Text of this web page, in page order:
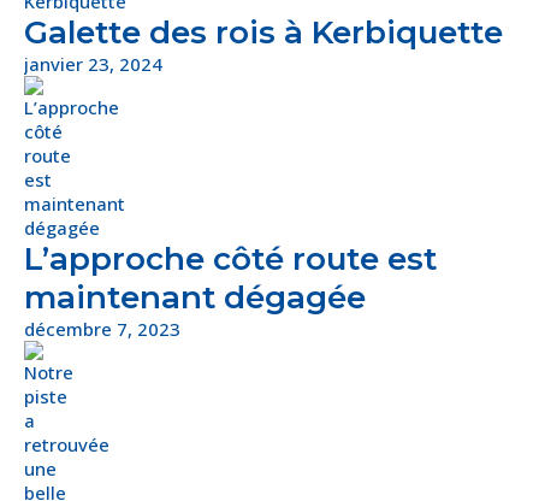
Galette des rois à Kerbiquette
janvier 23, 2024
L’approche côté route est
maintenant dégagée
décembre 7, 2023